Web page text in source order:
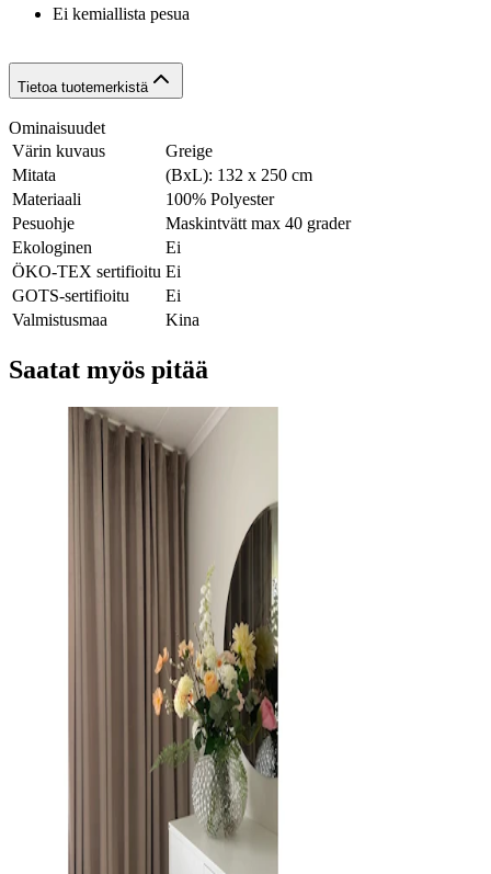
Ei kemiallista pesua
Tietoa tuotemerkistä
Ominaisuudet
Värin kuvaus
Greige
Mitata
(BxL): 132 x 250 cm
Materiaali
100% Polyester
Pesuohje
Maskintvätt max 40 grader
Ekologinen
Ei
ÖKO-TEX sertifioitu Ei
GOTS-sertifioitu
Ei
Valmistusmaa
Kina
Saatat myös pitää